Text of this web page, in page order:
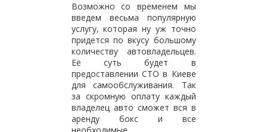
Возможно со временем мы
введем весьма популярную
услугу, которая ну уж точно
придется по вкусу большому
количеству автовладельцев.
Её суть будет в
предоставлении СТО в Киеве
для самообслуживания. Так
за скромную оплату каждый
владелец авто сможет вся в
аренду бокс и все